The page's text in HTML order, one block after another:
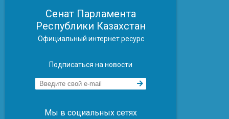
Сенат Парламента
Республики Казахстан
Официальный интернет ресурс
Подписаться на новости
Мы в социальных сетях